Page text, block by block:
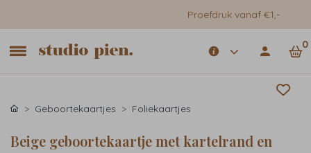
Proefdruk vanaf €1,-
0
Geboortekaartjes Foliekaartjes
Beige geboortekaartje met kartelrand en